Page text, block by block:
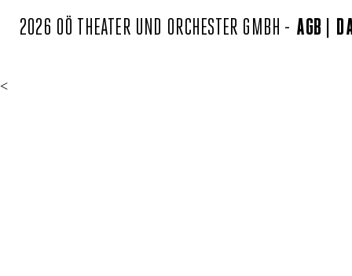
2026 OÖ THEATER UND ORCHESTER GMBH - AGB
<